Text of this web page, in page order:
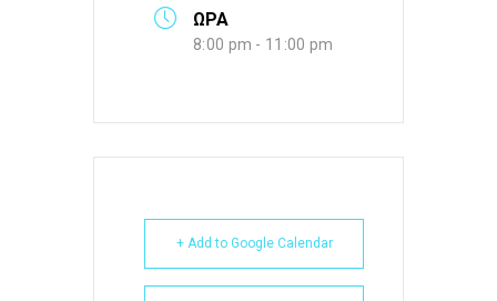
ΩΡΑ
8:00 pm - 11:00 pm
+ Add to Google Calendar